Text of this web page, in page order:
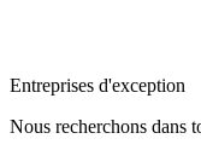
Entreprises d'exception
Nous recherchons dans